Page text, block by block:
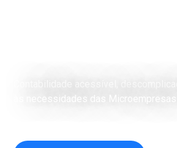
às necessidades das Microempresas